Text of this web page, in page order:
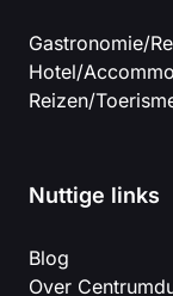
Gastronomie/
Hotel/
Reizen/
Nuttige links
Blog
Over